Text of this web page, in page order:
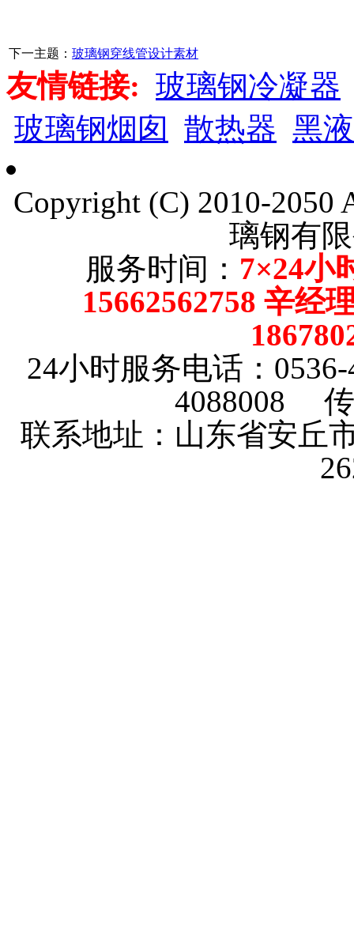
下一主题： 玻璃钢穿线管设计素材
友情链接: 玻璃钢冷凝器
玻璃钢烟囱 散热器 黑
Copyright (C) 2010-2050
璃钢有
服务时间： 7×24小
15662562758 辛
24小时服务电话：
4088008 传
联系地址：山东省安丘